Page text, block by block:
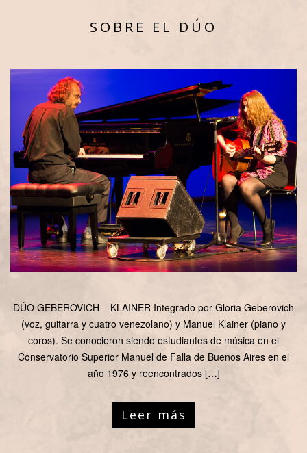
SOBRE EL DÚO
DÚO GEBEROVICH – KLAINER Integrado por Gloria Geberovich
(voz, guitarra y cuatro venezolano) y Manuel Klainer (piano y
coros). Se conocieron siendo estudiantes de música en el
Conservatorio Superior Manuel de Falla de Buenos Aires en el
año 1976 y reencontrados […]
Leer más